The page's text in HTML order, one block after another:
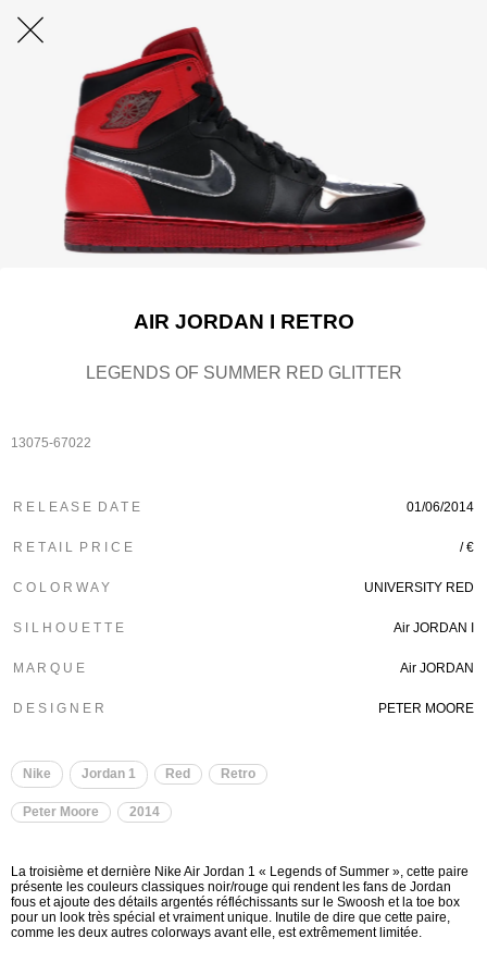
AIR JORDAN I RETRO
LEGENDS OF SUMMER RED GLITTER
13075-67022
R E L E A S E D A T E 01/06/2014
R E T A I L P R I C E / €
C O L O R W A Y UNIVERSITY RED
S I L H O U E T T E Air JORDAN I
M A R Q U E Air JORDAN
D E S I G N E R PETER MOORE
Nike Jordan 1 Red Retro
Peter Moore 2014
La troisième et dernière Nike Air Jordan 1 « Legends of Summer », cette paire
présente les couleurs classiques noir/rouge qui rendent les fans de Jordan
fous et ajoute des détails argentés réfléchissants sur le Swoosh et la toe box
pour un look très spécial et vraiment unique. Inutile de dire que cette paire,
comme les deux autres colorways avant elle, est extrêmement limitée.